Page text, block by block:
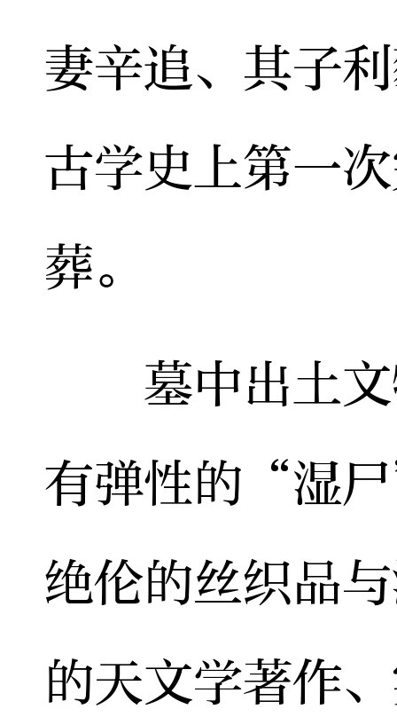
妻辛追、其子
古学史上第一
葬。
墓中出土文
有弹性的“湿
绝伦的丝织品
的天文学著作